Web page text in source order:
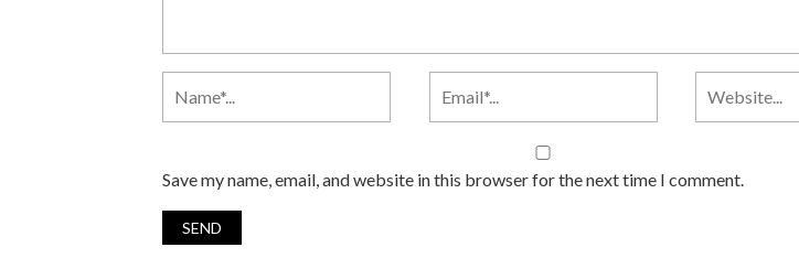
Save my name, email, and website in this browser for the next time I comment.